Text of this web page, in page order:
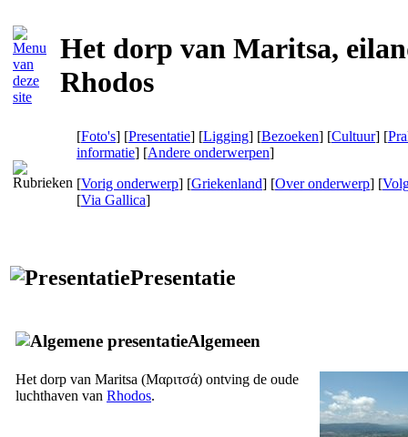
Het dorp van Maritsa,
Rhodos
[Foto's] [Presentatie] [Ligging] [Bezoeken] [Cultuur] [
informatie] [Andere onderwerpen]
[Vorig onderwerp] [Griekenland] [Over onderwerp] [
[Via Gallica]
Presentatie
Algemeen
Het dorp van Maritsa (Μαριτσά) ontving de oude
luchthaven van Rhodos.